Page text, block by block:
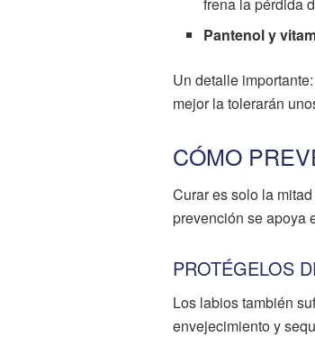
Pantenol y
Un detalle
mejor la tolerarán
CÓMO
Curar es solo la
prevención se apoya
PROTÉGELOS
Los labios también
envejecimiento y